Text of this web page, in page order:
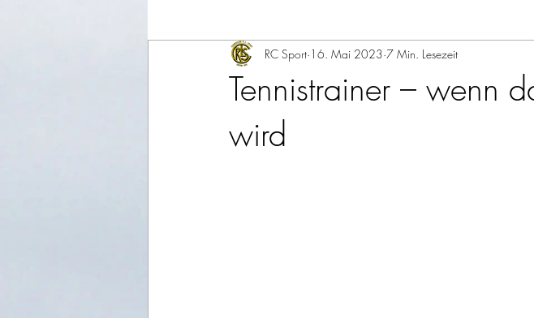
Tennistrainer – wenn
wird
RC Sport 16. Mai 2023 7 Min. Lesezeit